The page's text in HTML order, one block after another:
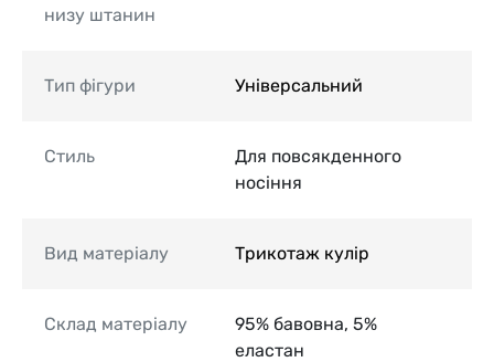
низу штанин
Тип фігури Універсальний
Стиль
Для повсякденного
носіння
Вид матеріалу Трикотаж кулір
Склад матеріалу
95% бавовна, 5%
еластан